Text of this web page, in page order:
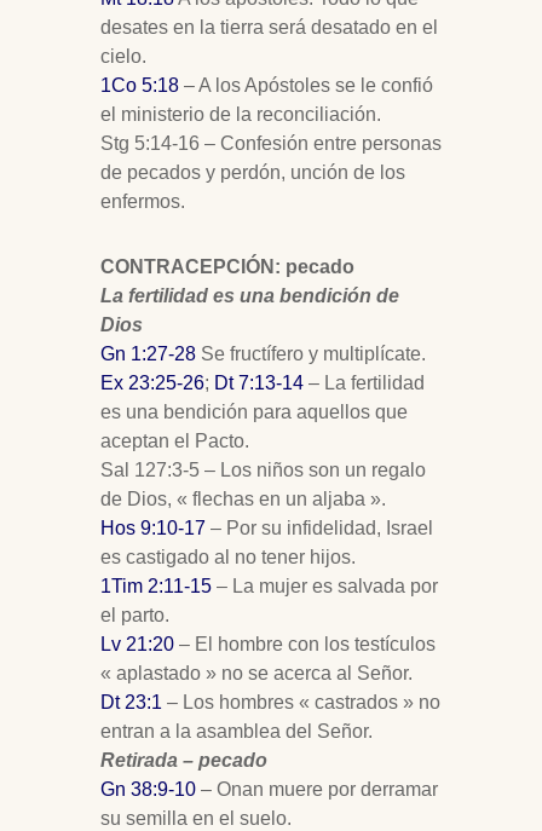
desates en la tierra será desatado en el
cielo.
1Co 5:18 – A los Apóstoles se le confió
el ministerio de la reconciliación.
Stg 5:14-16 – Confesión entre personas
de pecados y perdón, unción de los
enfermos.
CONTRACEPCIÓN: pecado
La fertilidad es una bendición de
Dios
Gn 1:27-28 Se fructífero y multiplícate.
Ex 23:25-26; Dt 7:13-14 – La fertilidad
es una bendición para aquellos que
aceptan el Pacto.
Sal 127:3-5 – Los niños son un regalo
de Dios, « flechas en un aljaba ».
Hos 9:10-17 – Por su infidelidad, Israel
es castigado al no tener hijos.
1Tim 2:11-15 – La mujer es salvada por
el parto.
Lv 21:20 – El hombre con los testículos
« aplastado » no se acerca al Señor.
Dt 23:1 – Los hombres « castrados » no
entran a la asamblea del Señor.
Retirada – pecado
Gn 38:9-10 – Onan muere por derramar
su semilla en el suelo.